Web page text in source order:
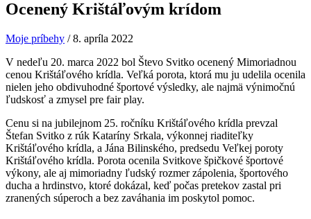
Ocenený Krištáľovým krídom
Moje príbehy /8. apríla 2022
V nedeľu 20. marca 2022 bol Števo Svitko ocenený Mimoriadnou
cenou Krištáľového krídla. Veľká porota, ktorá mu ju udelila ocenila
nielen jeho obdivuhodné športové výsledky, ale najmä výnimočnú
ľudskosť a zmysel pre fair play.
Cenu si na jubilejnom 25. ročníku Krištáľového krídla prevzal
Štefan Svitko z rúk Kataríny Srkala, výkonnej riaditeľky
Krištáľového krídla, a Jána Bilinského, predsedu Veľkej poroty
Krištáľového krídla. Porota ocenila Svitkove špičkové športové
výkony, ale aj mimoriadny ľudský rozmer zápolenia, športového
ducha a hrdinstvo, ktoré dokázal, keď počas pretekov zastal pri
zranených súperoch a bez zaváhania im poskytol pomoc.